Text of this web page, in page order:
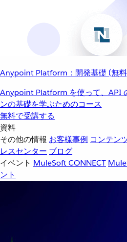
Anypoint Platform：開発基礎 (無
Anypoint Platform を使って、API
ンの基礎を学ぶためのコース
無料で受講する
資料
その他の情報 お客様事例 コンテン
レスセンター ブログ
イベント MuleSoft CONNECT
ント